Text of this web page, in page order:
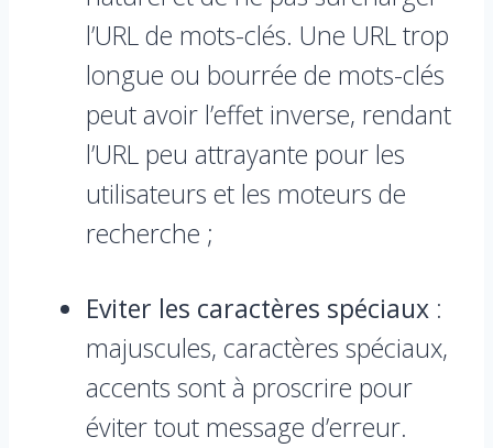
l’URL de mots-clés. Une URL trop
longue ou bourrée de mots-clés
peut avoir l’effet inverse, rendant
l’URL peu attrayante pour les
utilisateurs et les moteurs de
recherche ;
Eviter les caractères spéciaux :
majuscules, caractères spéciaux,
accents sont à proscrire pour
éviter tout message d’erreur.